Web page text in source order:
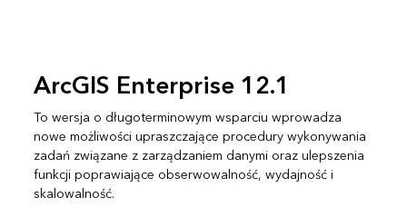
ArcGIS Enterprise 12.1
To wersja o długoterminowym wsparciu wprowadza
nowe możliwości upraszczające procedury wykonywania
zadań związane z zarządzaniem danymi oraz ulepszenia
funkcji poprawiające obserwowalność, wydajność i
skalowalność.